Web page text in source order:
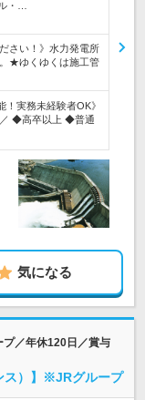
・…
さい！》水力発電所
★ゆくゆくは施工管
！実務未経験者OK》
／ ◆高卒以上 ◆普通
気になる
／年休120日／賞与
ス）】※JRグループ